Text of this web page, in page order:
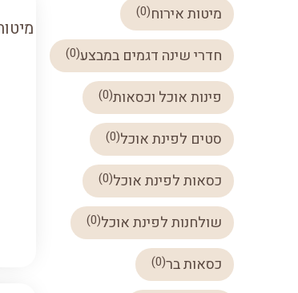
מיטות אירוח(
0
)
חדרי שינה דגמים במבצע(
0
)
פינות אוכל וכסאות(
0
)
סטים לפינת אוכל(
0
)
כסאות לפינת אוכל(
0
)
שולחנות לפינת אוכל(
0
)
כסאות בר(
0
)